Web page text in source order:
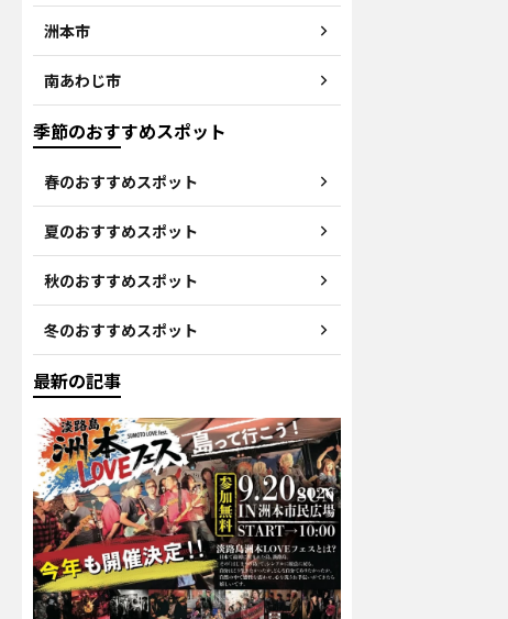
洲本市
南あわじ市
季節のおすすめスポット
春のおすすめスポット
夏のおすすめスポット
秋のおすすめスポット
冬のおすすめスポット
最新の記事